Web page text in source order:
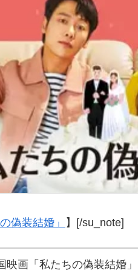
偽装結婚」 】[/su_note]
映画「私たちの偽装結婚